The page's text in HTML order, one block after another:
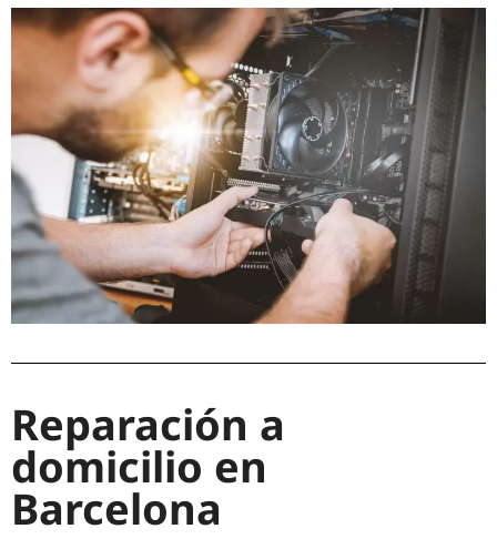
Reparación a
domicilio en
Barcelona